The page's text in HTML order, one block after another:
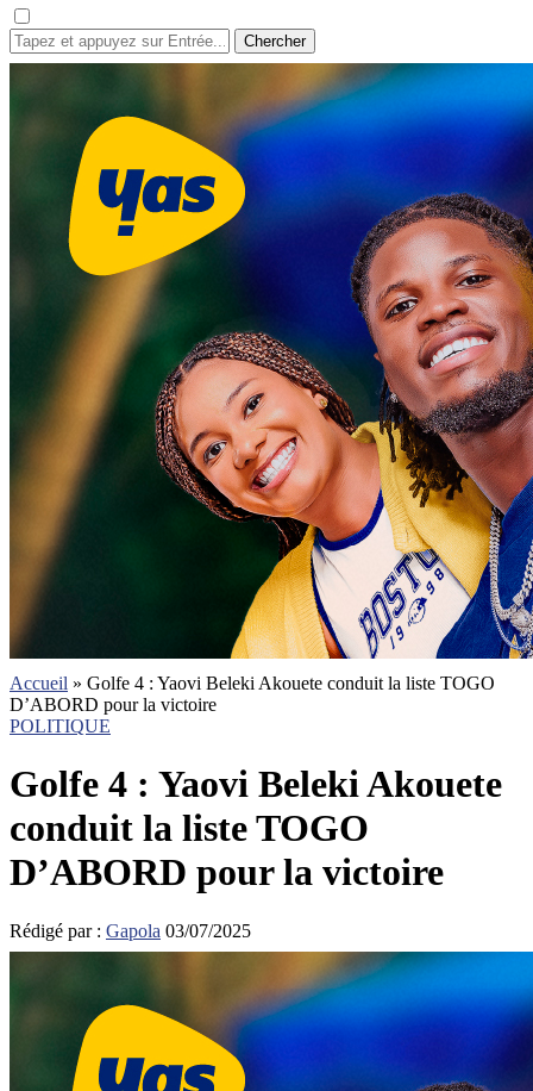
Chercher
Accueil » Golfe 4 : Yaovi Beleki Akouete conduit la liste TOGO
D’ABORD pour la victoire
POLITIQUE
Golfe 4 : Yaovi Beleki Akouete
conduit la liste TOGO
D’ABORD pour la victoire
Rédigé par : Gapola 03/07/2025